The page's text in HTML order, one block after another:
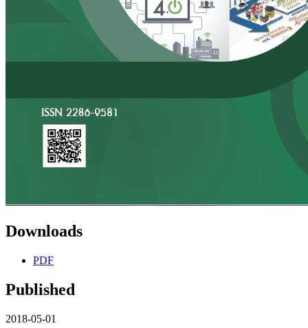
Downloads
PDF
Published
2018-05-01